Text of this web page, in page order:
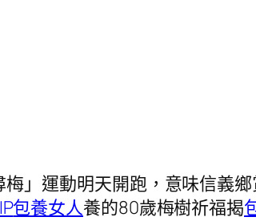
梅」運動明天開跑，意味信義
包養女人養的80歲梅樹祈福揭